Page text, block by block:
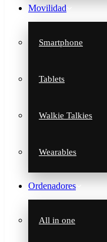
Movilidad
Smartphone
Tablets
Walkie Talkies
Wearables
Ordenadores
All in one